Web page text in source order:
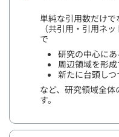
単純な引用数だけで
（共引用・引用ネ
で
研究の中心に
周辺領域を形
新たに台頭し
など、研究領域全
す。